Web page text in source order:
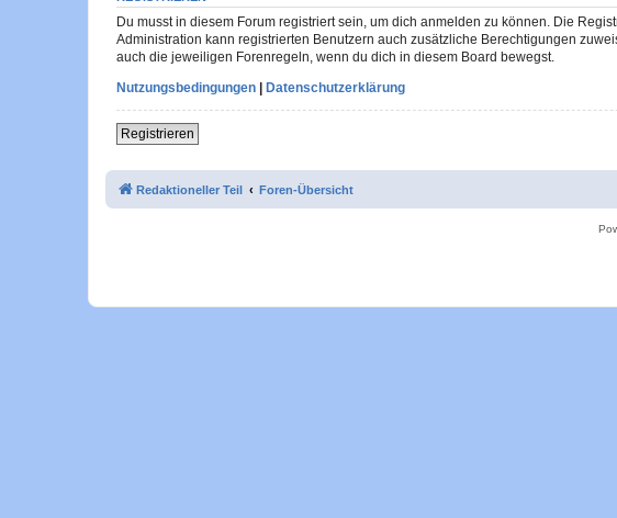
Du musst in diesem Forum registriert sein, um dich anmelden zu können. Die
Administration kann registrierten Benutzern auch zusätzliche Berechtigungen
auch die jeweiligen Forenregeln, wenn du dich in diesem Board bewegst.
Nutzungsbedingungen
Datenschutzerklärung
Registrieren
Redaktioneller Teil Foren-Übersicht